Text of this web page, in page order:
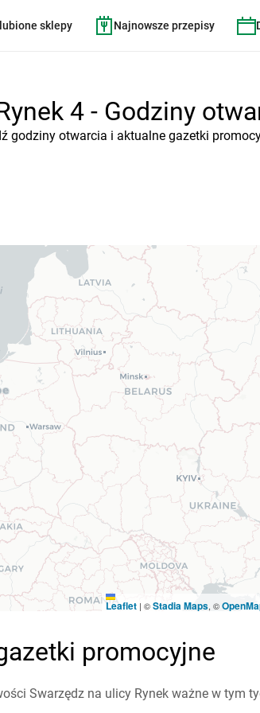
sklepy Najnowsze przepisy
4 - Godziny
godziny otwarcia i aktualne gazetki
Leaflet | ©Stadia Maps, ©
promocyjne
Swarzędz na ulicy Rynek ważne w tym